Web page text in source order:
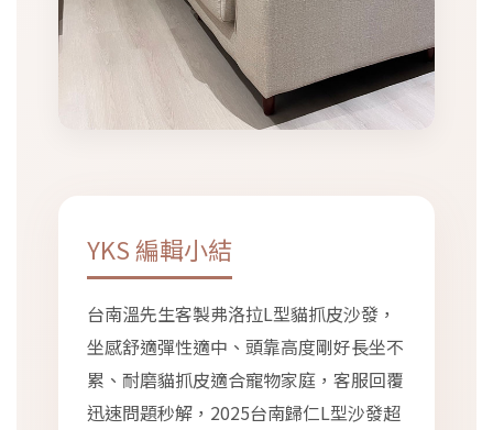
YKS 編輯小結
台南溫先生客製弗洛拉L型貓抓皮沙發，
坐感舒適彈性適中、頭靠高度剛好長坐不
累、耐磨貓抓皮適合寵物家庭，客服回覆
迅速問題秒解，2025台南歸仁L型沙發超